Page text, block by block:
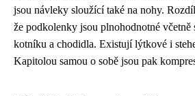
jsou návleky sloužící také na nohy.
že podkolenky jsou plnohodnotné včetně
kotníku a chodidla. Existují lýtkové i
Kapitolou samou o sobě jsou pak